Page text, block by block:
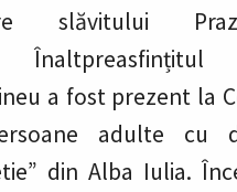
slăvitului
Înaltpreasfințitul
a fost prezent la
adulte cu
din Alba Iulia.